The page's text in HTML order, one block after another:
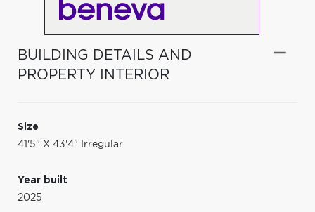
BUILDING DETAILS AND
PROPERTY INTERIOR
Size
41'5" X 43'4" Irregular
Year built
2025